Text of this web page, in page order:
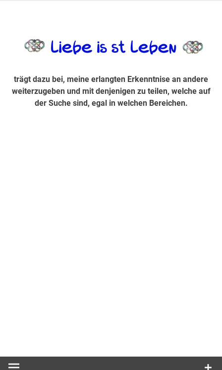
Suche sind, egal in welchen Bereichen.
trägt dazu bei, meine erlangten Erkenntnise an andere
weiterzugeben und mit denjenigen zu teilen, welche auf
der Suche sind, egal in welchen Bereichen.